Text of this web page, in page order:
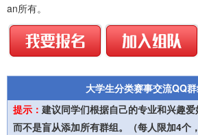
an所有。
大学生分类赛事交流QQ
提示： 建议同学们根据自己的专业和兴趣爱
而不是盲从添加所有群组。（每人限加4个